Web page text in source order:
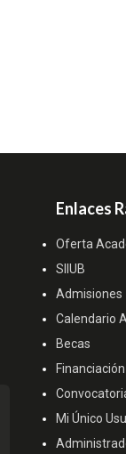
Enlaces
Oferta
SIIUB
Admisiones
Calendario
Becas
Financiación
Mi Único